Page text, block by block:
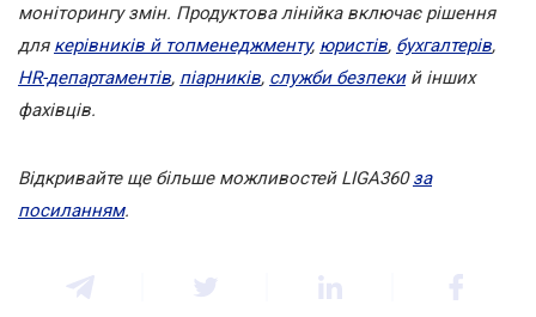
моніторингу змін. Продуктова лінійка включає рішення
для керівників й топменеджменту, юристів, бухгалтерів,
HR-департаментів, піарників, служби безпекий інших
фахівців.
Відкривайте ще більше можливостей LIGA360за
посиланням.